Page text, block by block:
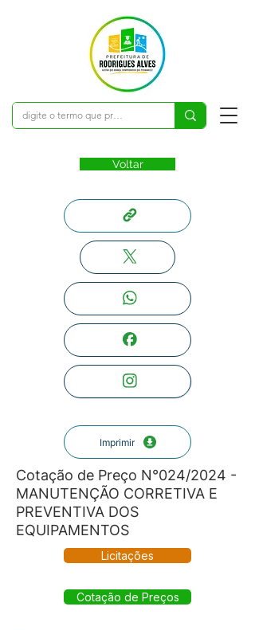
Voltar
Imprimir
Cotação de Preço N°024/2024 -
MANUTENÇÃO CORRETIVA E
PREVENTIVA DOS
EQUIPAMENTOS
Licitações
Cotação de Preços